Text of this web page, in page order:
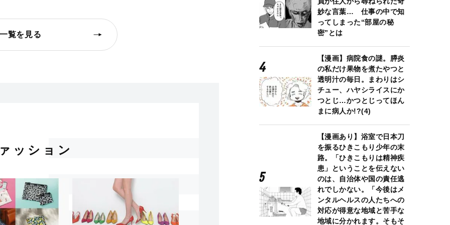
覧を見る
ッション
妙な言葉… 仕事の中で知
ってしまった“部屋の秘
密”とは
【漫画】病院食の謎。膵炎
の私だけ果物を煮たやつと
透明汁の毎日。まわりはシ
チュー、ハヤシライスにか
つとじ…かつとじってほん
まに病人か!?(4)
【漫画あり】浴室で日本刀
を振るひきこもり少年の末
路。「ひきこもりは精神疾
患」ということを伝えない
のは、自治体や国の責任逃
れでしかない。「今後はメ
ンタルヘルスの人たちへの
対応が得意な地域と苦手な
地域に分かれます。そもそ